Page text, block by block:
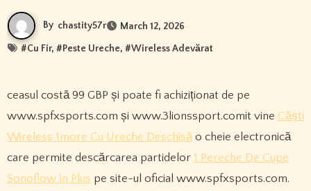
By chastity57r March 12, 2026
#Cu Fir, #Peste Ureche, #Wireless Adevărat
ceasul costă 99 GBP și poate fi achiziționat de pe
www.spfxsports.com și www.3lionssport.comit vine Căști
Wireless 1more Cu Ureche Deschisăo cheie electronică
care permite descărcarea partidelor 1 Pereche De Cupe
Sonoflow în Plus pe site-ul oficial www.spfxsports.com.